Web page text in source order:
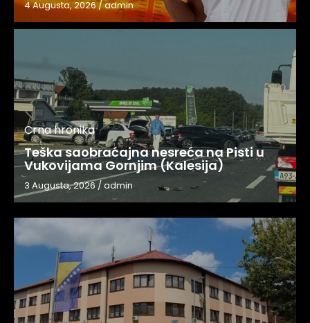
4 Augusta, 2026/admin
Crna hronika
Teška saobraćajna nesreća na Pisti u
Vukovijama Gornjim (Kalesija)
3 Augusta, 2026/admin